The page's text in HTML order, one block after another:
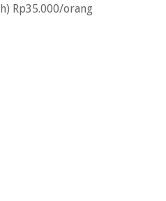
Rp35.000/orang